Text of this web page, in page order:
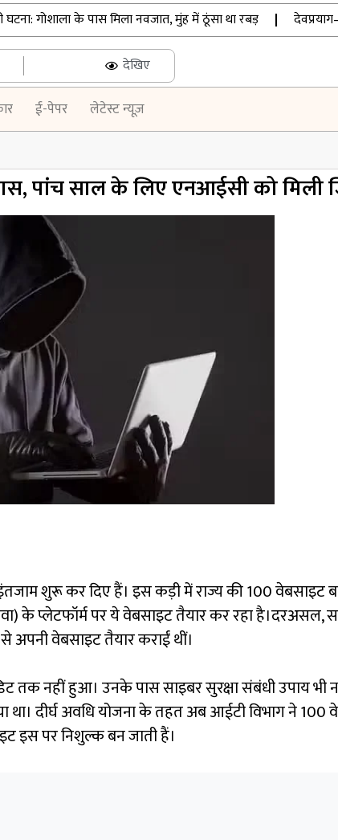
गोशाला के पास मिला नवजात, मुंह में ठूंसा था रबड़ |
देखिए
ई-पेपर लेटेस्ट न्यूज़
पांच साल के लिए एनआईसी को मिली
शुरू कर दिए हैं। इस कड़ी में राज्य की 100 वेबसाइट
प्लेटफॉर्म पर ये वेबसाइट तैयार कर रहा है।दरअसल,
अपनी वेबसाइट तैयार कराईं थीं।
तक नहीं हुआ। उनके पास साइबर सुरक्षा संबंधी उपाय
दीर्घ अवधि योजना के तहत अब आईटी विभाग ने 100
इस पर निशुल्क बन जाती हैं।